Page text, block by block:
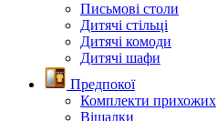
Письмові столи
Дитячі стільці
Дитячі комоди
Дитячі шафи
Предпокої
Комплекти прихожих
Вішалки